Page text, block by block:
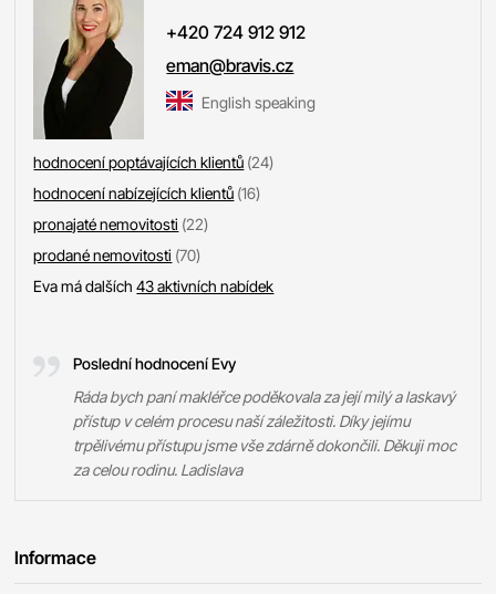
+420 724 912 912
eman@bravis.cz
English speaking
hodnocení poptávajících klientů (24)
hodnocení nabízejících klientů (16)
pronajaté nemovitosti (22)
prodané nemovitosti (70)
Eva má dalších43 aktivních nabídek
Poslední hodnocení Evy
Ráda bych paní makléřce poděkovala za její milý a laskavý
přístup v celém procesu naší záležitosti. Díky jejímu
trpělivému přístupu jsme vše zdárně dokončili. Děkuji moc
za celou rodinu. Ladislava
Informace